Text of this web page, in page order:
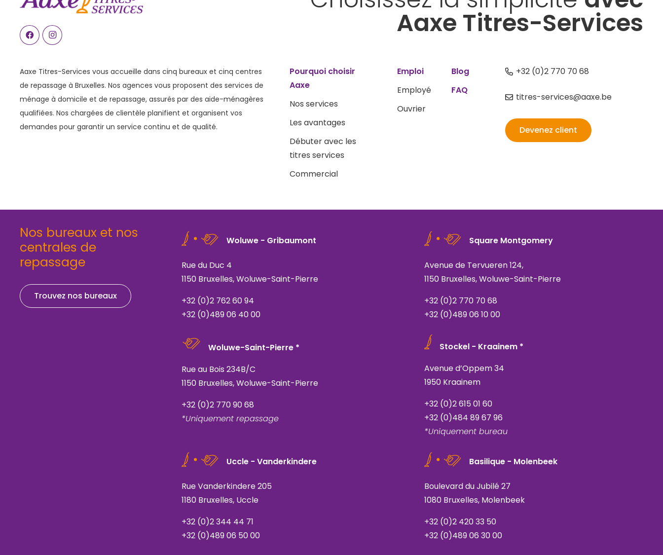
Aaxe Titres-Services
Aaxe Titres-Services vous accueille dans cinq bureaux et cinq centres
de repassage à Bruxelles. Nos agences vous proposent des services de
ménage à domicile et de repassage, assurés par des aide-ménagères
qualifiées. Nos chargées de clientèle planifient et organisent vos
demandes pour garantir un service continu et de qualité.
Pourquoi choisir
Aaxe
Nos services
Les avantages
Débuter avec les
titres services
Commercial
Emploi
Employé
Ouvrier
Blog
FAQ
+32 (0)2 770 70 68
titres-services@aaxe.be
Devenez client
Nos bureaux et nos
centrales de
repassage
Trouvez nos bureaux
Woluwe - Gribaumont
Rue du Duc 4
1150 Bruxelles, Woluwe-Saint-Pierre
+32 (0)2 762 60 94
+32 (0)489 06 40 00
Square Montgomery
Avenue de Tervueren 124,
1150 Bruxelles, Woluwe-Saint-Pierre
+32 (0)2 770 70 68
+32 (0)489 06 10 00
Woluwe-Saint-Pierre *
Rue au Bois 234B/C
1150 Bruxelles, Woluwe-Saint-Pierre
+32 (0)2 770 90 68
*Uniquement repassage
Stockel - Kraainem *
Avenue d’Oppem 34
1950 Kraainem
+32 (0)2 615 01 60
+32 (0)484 89 67 96
*Uniquement bureau
Uccle - Vanderkindere
Rue Vanderkindere 205
1180 Bruxelles, Uccle
+32 (0)2 344 44 71
+32 (0)489 06 50 00
Basilique - Molenbeek
Boulevard du Jubilé 27
1080 Bruxelles, Molenbeek
+32 (0)2 420 33 50
+32 (0)489 06 30 00